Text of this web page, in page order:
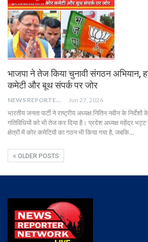
भाजपा ने तेज किया चुनावी संगठन अभियान,
कमेटी और बूथ संपर्क पर जोर
NEWS REPORTER LIVE Jun 27, 2026
भारतीय जनता पार्टी ने राष्ट्रीय अध्यक्ष नितिन नवीन के
गतिविधियों को भी तेज कर दिया है। प्रदेश अध्यक्ष महेंद्र
क्षेत्रों में कोर कमेटियों का गठन भी किया गया है, जबकि…
OLDER POSTS